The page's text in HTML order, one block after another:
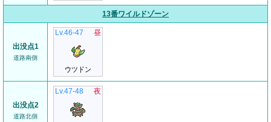
13番ワイルドゾーン
出没点1
道路南側
Lv.46-47
ウツドン
昼
出没点2
道路北側
Lv.47-48 夜